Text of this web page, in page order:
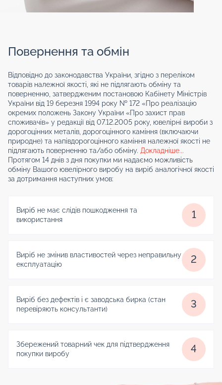
Повернення та обмін
Відповідно до законодавства України, згідно з переліком
товарів належної якості, які не підлягають обміну та
поверненню, затвердженим постановою Кабінету Міністрів
України від 19 березня 1994 року № 172 «Про реалізацію
окремих положень Закону України «Про захист прав
споживачів» у редакції від 07.12.2005 року, ювелірні вироби з
дорогоцінних металів, дорогоцінного каміння (включаючи
природне) та напівдорогоцінного каміння належної якості не
підлягають поверненню та/або обміну. Докладніше...
Протягом 14 днів з дня покупки ми надаємо можливість
обміну Вашого ювелірного виробу на виріб аналогічної якості
за дотримання наступних умов:
Виріб не має слідів пошкодження та
використання
1
Виріб не змінив властивостей через неправильну
експлуатацію
2
Виріб без дефектів і є заводська бирка (стан
перевіряють консультанти)
3
Збережений товарний чек для підтвердження
покупки виробу
4